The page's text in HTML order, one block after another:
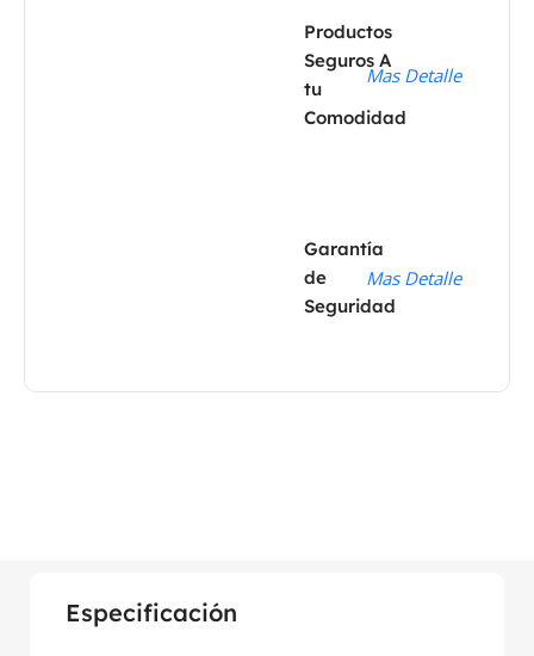
Productos
Seguros A
tu
Comodidad
Mas Detalle
Garantía
de
Seguridad
Mas Detalle
Especificación